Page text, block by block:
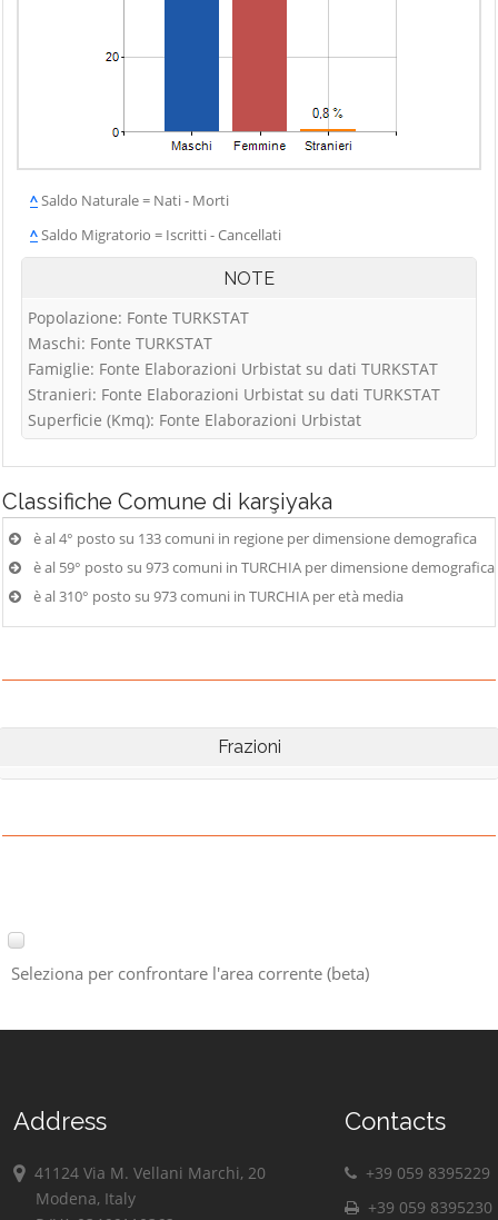
^Saldo Naturale = Nati - Morti
^Saldo Migratorio = Iscritti - Cancellati
NOTE
Popolazione: Fonte TURKSTAT
Maschi: Fonte TURKSTAT
Famiglie: Fonte Elaborazioni Urbistat su dati TURKSTAT
Stranieri: Fonte Elaborazioni Urbistat su dati TURKSTAT
Superficie (Kmq): Fonte Elaborazioni Urbistat
Classifiche Comune di karşiyaka
è al 4° posto su 133 comuni in regione per dimensione demografica
è al 59° posto su 973 comuni in TURCHIA per dimensione demografica
è al 310° posto su 973 comuni in TURCHIA per età media
Frazioni
Seleziona per confrontare l'area corrente (beta)
Address
41124 Via M. Vellani Marchi, 20
Modena, Italy
Contacts
+39 059 8395229
+39 059 8395230